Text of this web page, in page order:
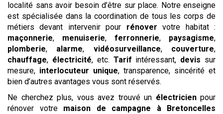
localité sans avoir besoin d’être sur place. Notre enseigne
est spécialisée dans la coordination de tous les corps de
métiers devant intervenir pour rénover votre habitat :
maçonnerie, menuiserie, ferronnerie, paysagisme,
plomberie, alarme, vidéosurveillance, couverture,
chauffage, électricité, etc. Tarif intéressant, devis sur
mesure, interlocuteur unique, transparence, sincérité et
bien d’autres avantages vous sont réservés.
Ne cherchez plus, vous avez trouvé un électricien pour
rénover votre maison de campagne à Bretoncelles